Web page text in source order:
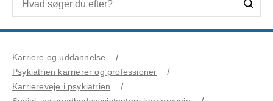
Karriere og uddannelse
Psykiatrien karrierer og professioner
Karriereveje i psykiatrien